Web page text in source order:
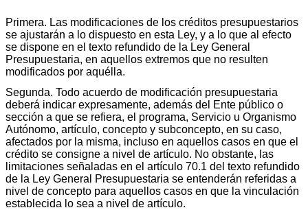
Primera. Las modificaciones de los créditos presupuestarios
se ajustarán a lo dispuesto en esta Ley, y a lo que al efecto
se dispone en el texto refundido de la Ley General
Presupuestaria, en aquellos extremos que no resulten
modificados por aquélla.
Segunda. Todo acuerdo de modificación presupuestaria
deberá indicar expresamente, además del Ente público o
sección a que se refiera, el programa, Servicio u Organismo
Autónomo, artículo, concepto y subconcepto, en su caso,
afectados por la misma, incluso en aquellos casos en que el
crédito se consigne a nivel de artículo. No obstante, las
limitaciones señaladas en el artículo 70.1 del texto refundido
de la Ley General Presupuestaria se entenderán referidas a
nivel de concepto para aquellos casos en que la vinculación
establecida lo sea a nivel de artículo.